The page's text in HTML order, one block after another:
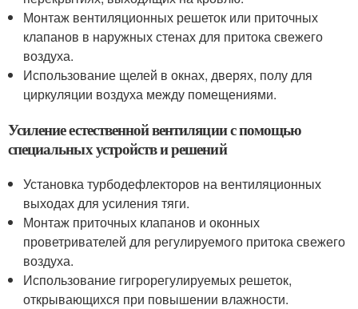
Монтаж вентиляционных решеток или приточных
клапанов в наружных стенах для притока свежего
воздуха.
Использование щелей в окнах, дверях, полу для
циркуляции воздуха между помещениями.
Усиление естественной вентиляции с помощью
специальных устройств и решений
Установка турбодефлекторов на вентиляционных
выходах для усиления тяги.
Монтаж приточных клапанов и оконных
проветривателей для регулируемого притока свежего
воздуха.
Использование гигрорегулируемых решеток,
открывающихся при повышении влажности.